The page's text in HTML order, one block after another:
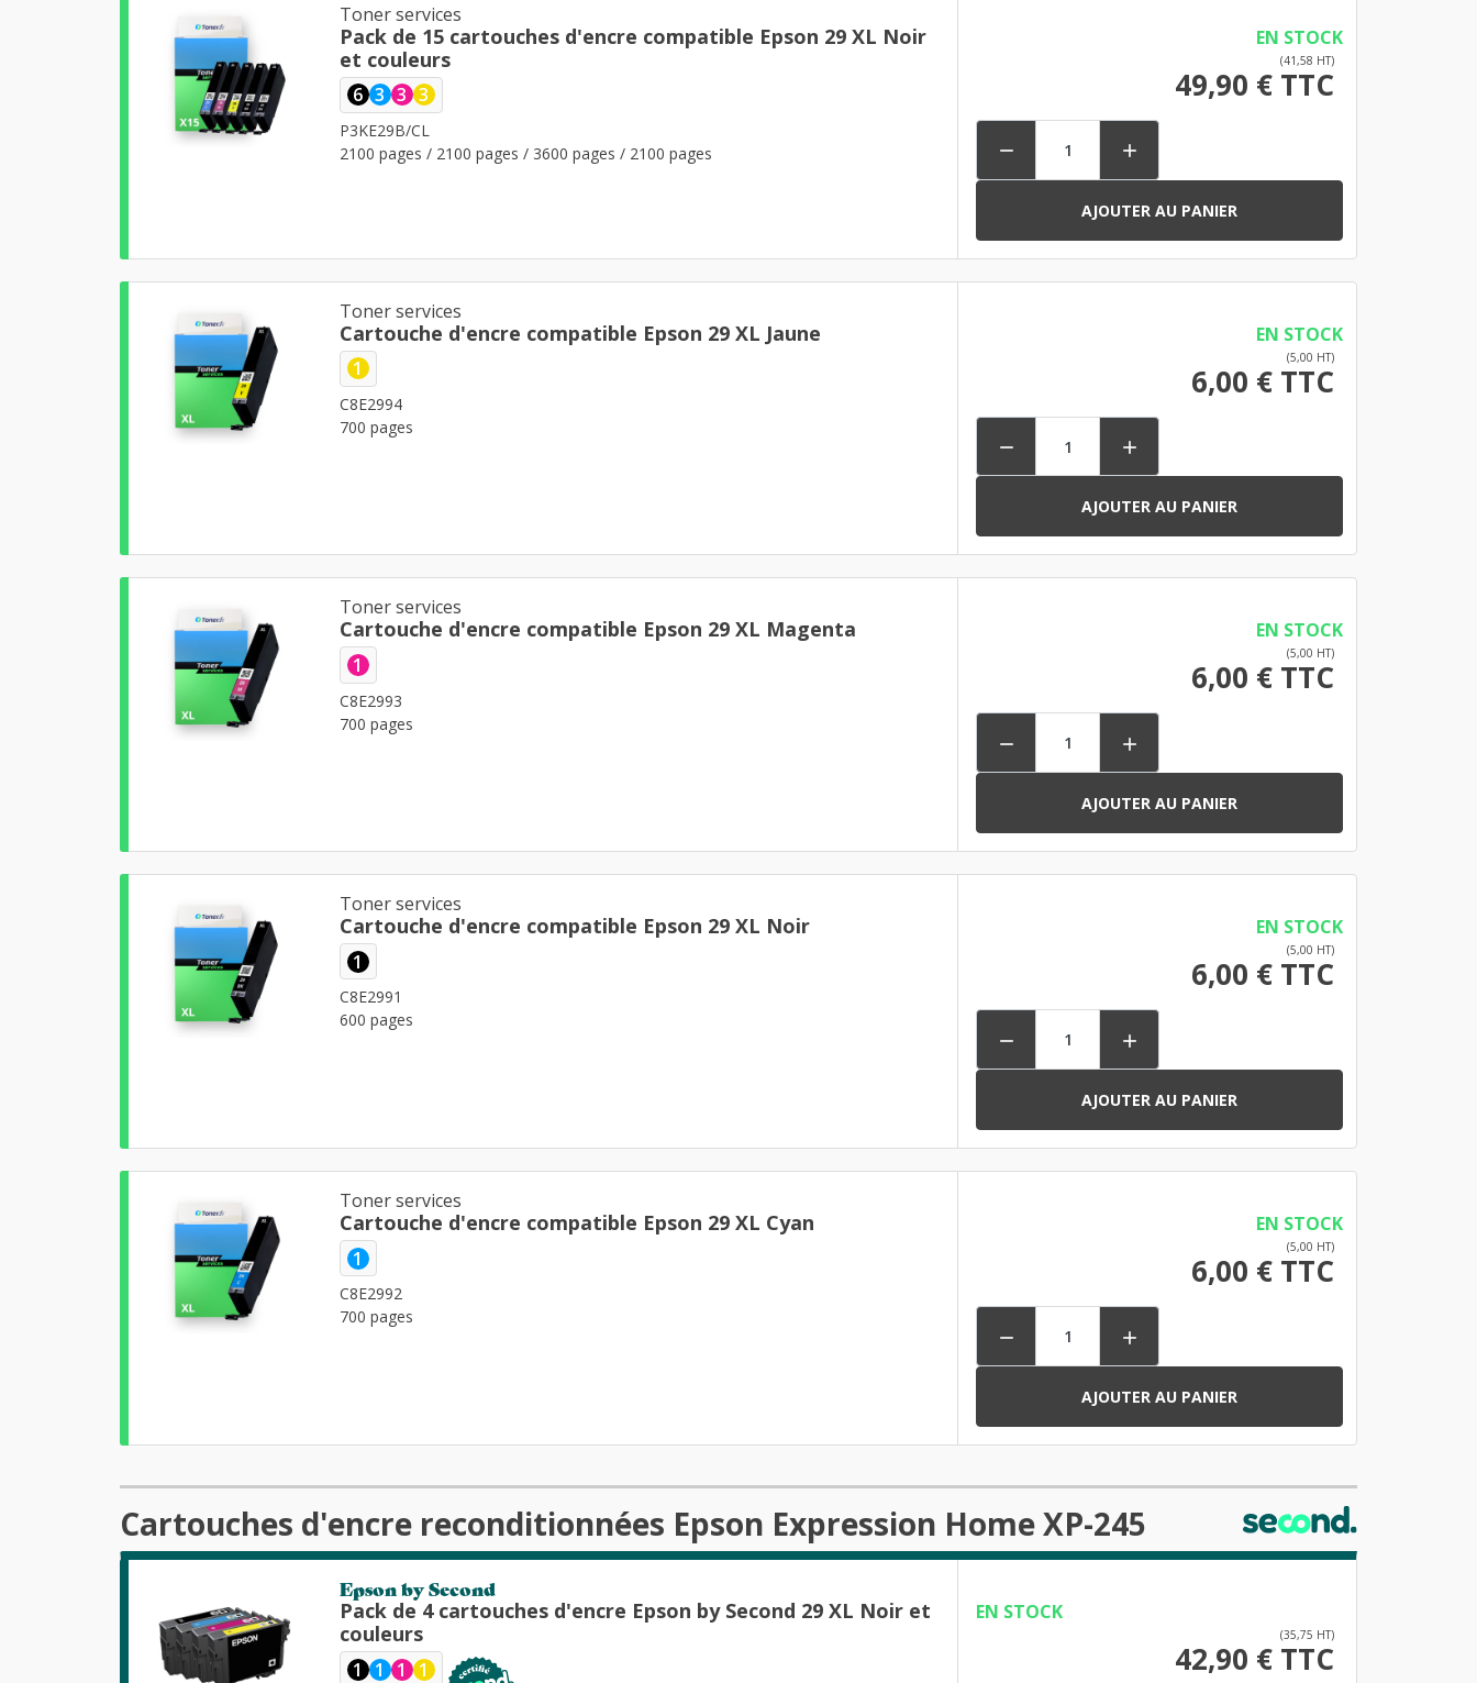
Toner services
Pack de 15 cartouches d'encre compatible Epson 29 XL Noir
et couleurs
6 3 3 3
P3KE29B/CL
2100 pages / 2100 pages / 3600 pages / 2100 pages
EN STOCK
(41,58 HT)
49,90 € TTC
 
AJOUTER AU PANIER
Toner services
Cartouche d'encre compatible Epson 29 XL Jaune
1
C8E2994
700 pages
EN STOCK
(5,00 HT)
6,00 € TTC
 
AJOUTER AU PANIER
Toner services
Cartouche d'encre compatible Epson 29 XL Magenta
1
C8E2993
700 pages
EN STOCK
(5,00 HT)
6,00 € TTC
 
AJOUTER AU PANIER
Toner services
Cartouche d'encre compatible Epson 29 XL Noir
1
C8E2991
600 pages
EN STOCK
(5,00 HT)
6,00 € TTC
 
AJOUTER AU PANIER
Toner services
Cartouche d'encre compatible Epson 29 XL Cyan
1
C8E2992
700 pages
EN STOCK
(5,00 HT)
6,00 € TTC
 
AJOUTER AU PANIER
Cartouches d'encre reconditionnées Epson Expression Home XP-245
Epson by Second
Pack de 4 cartouches d'encre Epson by Second 29 XL Noir et
couleurs
1 1 1 1
EN STOCK
(35,75 HT)
42,90 € TTC